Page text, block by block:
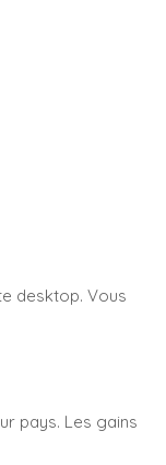
desktop. Vous
pays. Les gains